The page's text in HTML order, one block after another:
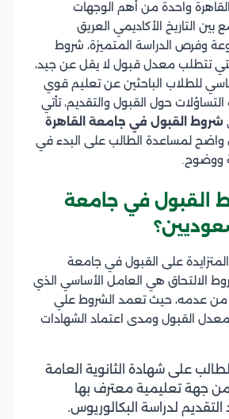
واحدة من أهم الوجهات
بين التاريخ الأكاديمي العريق
وفرص الدراسة المتميزة، شروط
تتطلب معدل قبول لا يقل عن جيد،
للطلاب الباحثين عن تعليم قوي
حول القبول والتقديم، تأتي
شروط القبول في جامعة القاهرة
لمساعدة الطالب على البدء في
ووضوح.
القبول في جامعة
على القبول في جامعة
الالتحاق هي العامل الأساسي الذي
من عدمه، حيث تعمد الشروط علي
القبول ومدى اعتماد الشهادات
على شهادة الثانوية العامة
من جهة تعليمية معترف بها
لدراسة البكالوريوس.